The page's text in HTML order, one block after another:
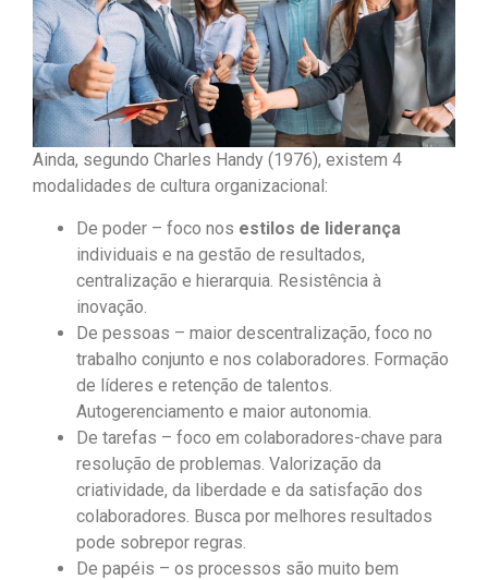
Ainda, segundo Charles Handy (1976), existem 4
modalidades de cultura organizacional:
De poder – foco nos estilos de liderança
individuais e na gestão de resultados,
centralização e hierarquia. Resistência à
inovação.
De pessoas – maior descentralização, foco no
trabalho conjunto e nos colaboradores. Formação
de líderes e retenção de talentos.
Autogerenciamento e maior autonomia.
De tarefas – foco em colaboradores-chave para
resolução de problemas. Valorização da
criatividade, da liberdade e da satisfação dos
colaboradores. Busca por melhores resultados
pode sobrepor regras.
De papéis – os processos são muito bem